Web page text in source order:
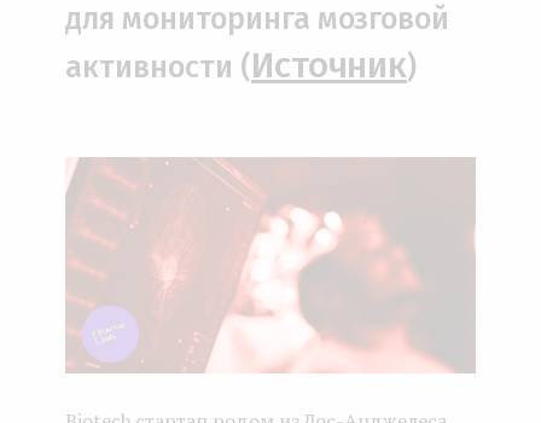
для мониторинга мозговой
активности (Источник)